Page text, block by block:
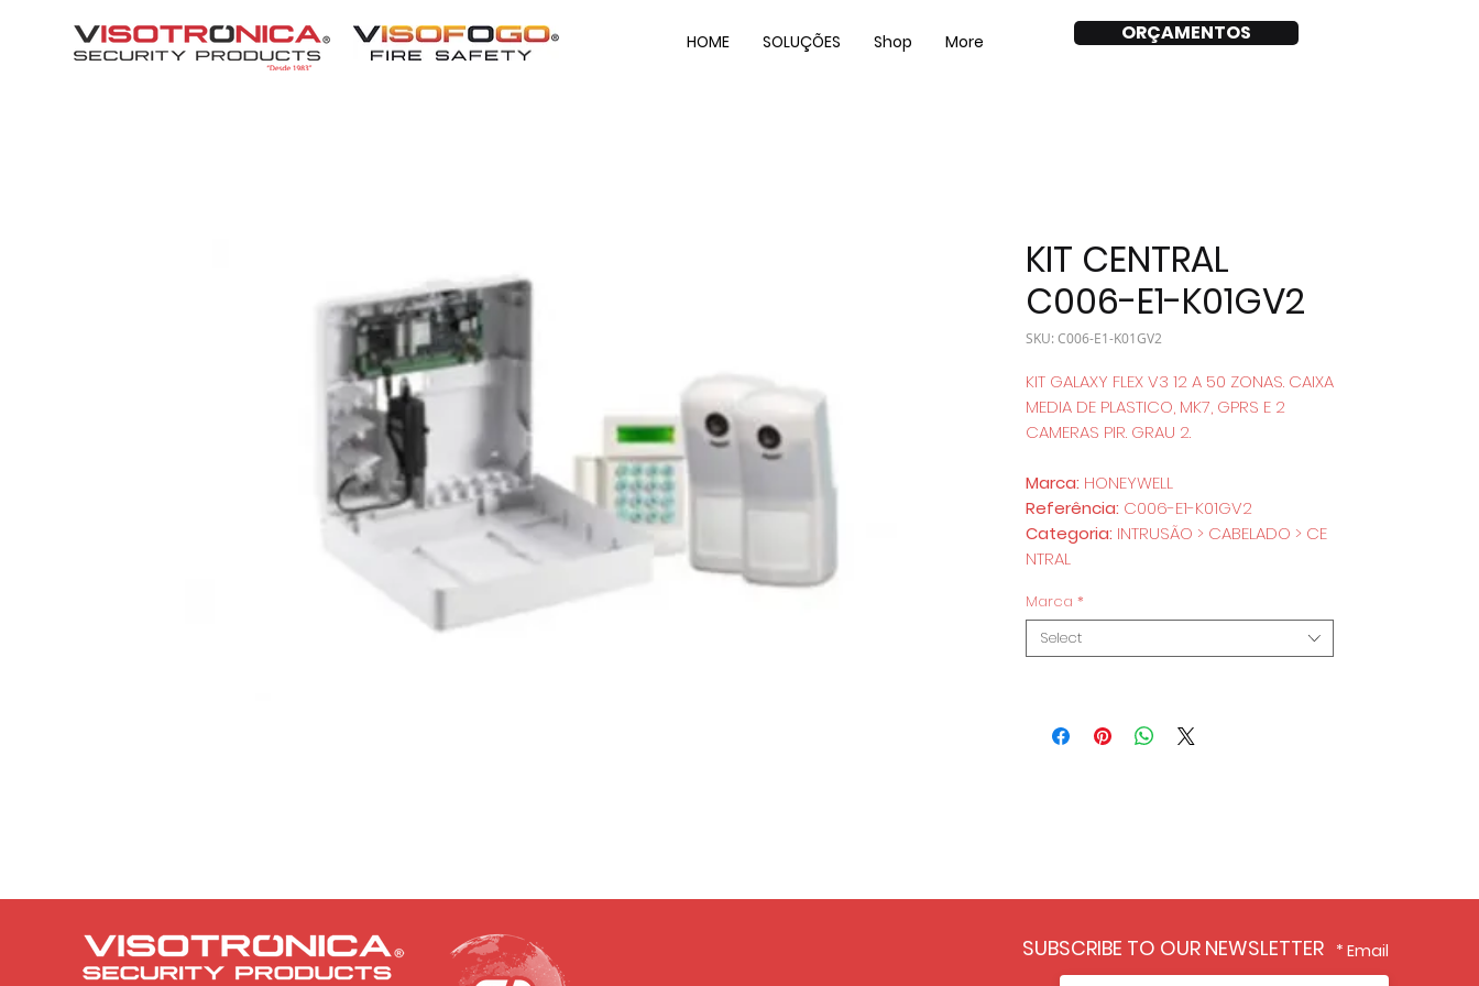
HOME SOLUÇÕES Shop More ORÇAMENTOS
KIT CENTRAL
C006-E1-K01GV2
SKU: C006-E1-K01GV2
KIT GALAXY FLEX V3 12 A 50 ZONAS. CAIXA
MEDIA DE PLASTICO, MK7, GPRS E 2
CAMERAS PIR. GRAU 2.
Marca: HONEYWELL
Referência: C006-E1-K01GV2
Categoria: INTRUSÃO > CABELADO > CE
NTRAL
Marca *
Select
SUBSCRIBE TO OUR NEWSLETTER Email